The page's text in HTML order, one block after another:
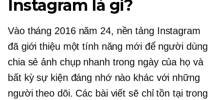
Instagram là gì?
Vào tháng 2016 năm 24, nền tảng Instagram
đã giới thiệu một tính năng mới để người dùng
chia sẻ ảnh chụp nhanh trong ngày của họ và
bất kỳ sự kiện đáng nhớ nào khác với những
người theo dõi. Các bài viết sẽ chỉ tồn tại trong